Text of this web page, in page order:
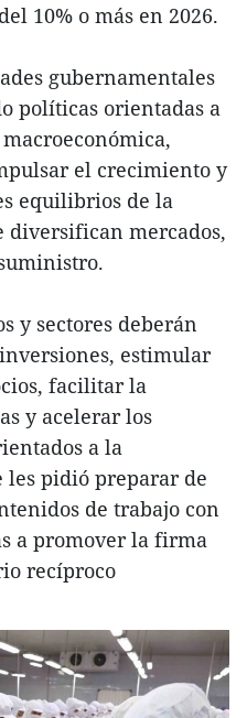
10% o más en 2026.
gubernamentales
políticas orientadas a
el crecimiento y
equilibrios de la
diversifican mercados,
y sectores deberán
estimular
facilitar la
y acelerar los
a la
les pidió preparar de
de trabajo con
a promover la firma
recíproco